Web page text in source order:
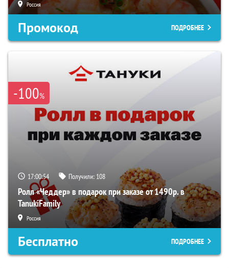
Россия
Промокод ПОДРОБНЕЕ
-100%
17:00:54 Получили: 108
Ролл «Чеддер» в подарок при заказе от 1490р. в
TanukiFamily
Россия
Бесплатно ПОДРОБНЕЕ